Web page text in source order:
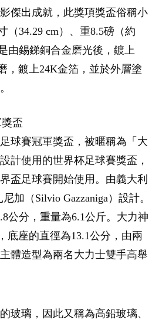
傑出成就，此獎項獎盃俗稱小
（34.29 cm）、重8.5磅（約
由錫銻銅合金磨光後，鍍上
，鍍上24K金箔，並於外層塗
盃
球賽冠軍獎盃，被暱稱為「大
計使用的世界杯足球賽獎盃，
盃足球賽開始使用。由義大利
加（Silvio Gazzaniga）設計。
公分，重量為6.1公斤。大力神
底座的直徑為13.1公分，由兩
體造型為兩名大力士雙手高舉
玻璃，因此又稱為高鉛玻璃、